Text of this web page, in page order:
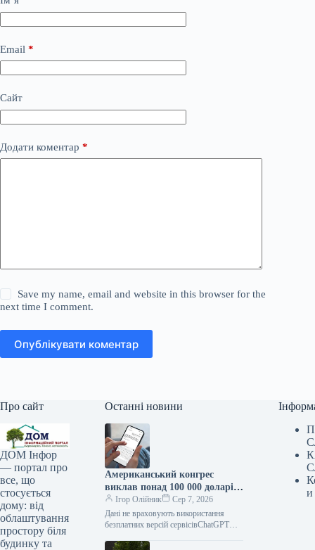
Email *
Сайт
Додати коментар *
Save my name, email and website in this browser for the
next time I comment.
Опублікувати коментар
Про сайт
ДОМ Інфор
— портал про
все, що
стосується
дому: від
облаштування
простору біля
будинку та
Останні новини
Американський конгрес
виклав понад 100 000 доларів
на ChatGPT.
Ігор Олійник
Сер 7, 2026
Дані не враховують використання
безплатних версій сервісівChatGPT
інструменту штучного інтелекту в
и